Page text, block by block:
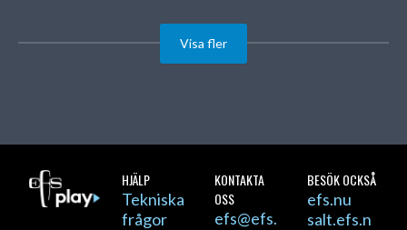
Visa fler
HJÄLP
Tekniska
frågor
KONTAKTA
OSS
efs@efs.
BESÖK OCKSÅ
efs.nu
salt.efs.n